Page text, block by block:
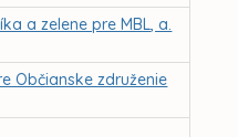
a zelene pre MBL, a.
Občianske združenie